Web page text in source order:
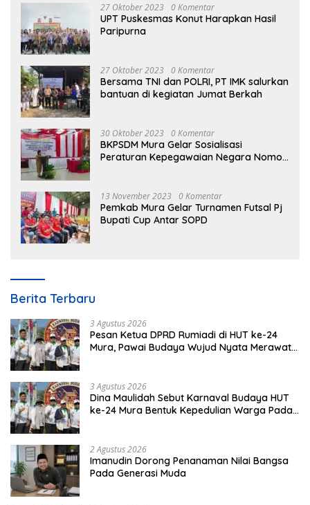
27 Oktober 2023 0 Komentar
UPT Puskesmas Konut Harapkan Hasil
Paripurna
27 Oktober 2023 0 Komentar
Bersama TNI dan POLRI, PT IMK salurkan
bantuan di kegiatan Jumat Berkah
30 Oktober 2023 0 Komentar
BKPSDM Mura Gelar Sosialisasi
Peraturan Kepegawaian Negara Nomor
13 November 2023 0 Komentar
Pemkab Mura Gelar Turnamen Futsal Pj
Bupati Cup Antar SOPD
Berita Terbaru
3 Agustus 2026
Pesan Ketua DPRD Rumiadi di HUT ke-24
Mura, Pawai Budaya Wujud Nyata Merawat
3 Agustus 2026
Dina Maulidah Sebut Karnaval Budaya HUT
ke-24 Mura Bentuk Kepedulian Warga Pada
2 Agustus 2026
Imanudin Dorong Penanaman Nilai Bangsa
Pada Generasi Muda